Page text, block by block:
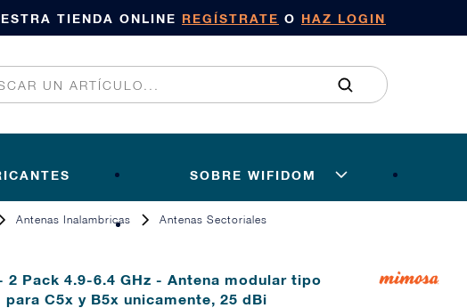
TIENDA ONLINE REGÍSTRATE O HAZ LOGIN
SOBRE WIFIDOM
Antenas Inalambricas Antenas Sectoriales
2 Pack 4.9-6.4 GHz - Antena modular tipo
C5x y B5x unicamente, 25 dBi